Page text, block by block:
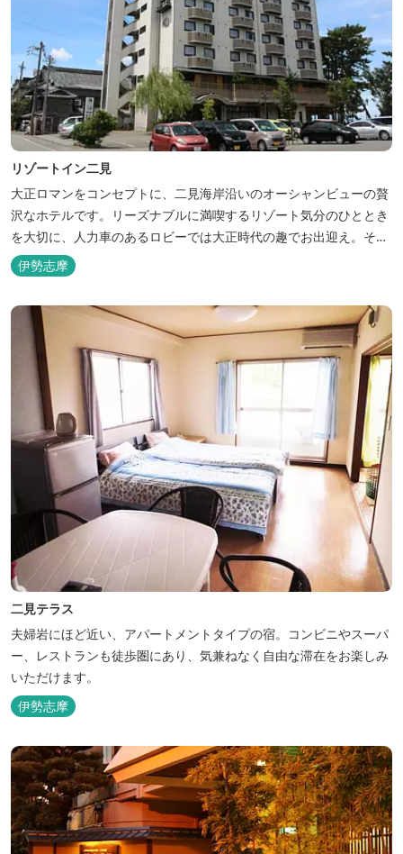
リゾートイン二見
大正ロマンをコンセプトに、二見海岸沿いのオーシャンビューの贅
沢なホテルです。リーズナブルに満喫するリゾート気分のひととき
を大切に、人力車のあるロビーでは大正時代の趣でお出迎え。そし
て、抜群の眺めが自慢の露天風呂｢七福の湯｣は、趣向を凝らした七
つのお風呂のうち、五つをご宿泊者様無料の貸切風呂としてご利用
が可能です。
伊勢志摩
二見テラス
夫婦岩にほど近い、アパートメントタイプの宿。コンビニやスーパ
ー、レストランも徒歩圏にあり、気兼ねなく自由な滞在をお楽しみ
いただけます。
伊勢志摩